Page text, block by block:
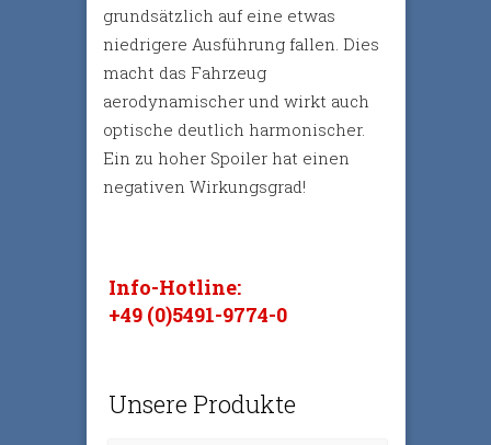
grundsätzlich auf eine etwas
niedrigere Ausführung fallen. Dies
macht das Fahrzeug
aerodynamischer und wirkt auch
optische deutlich harmonischer.
Ein zu hoher Spoiler hat einen
negativen Wirkungsgrad!
Info-Hotline:
+49 (0)5491-9774-0
Unsere Produkte